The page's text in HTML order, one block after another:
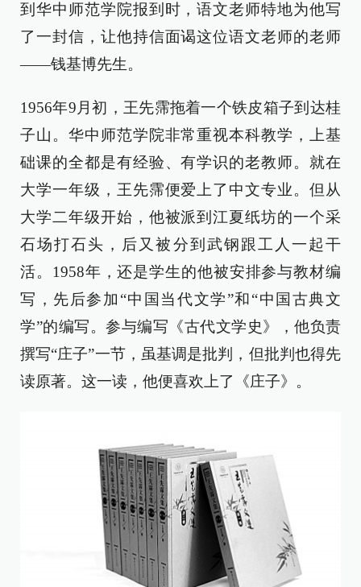
到华中师范学院报到时，语文老师特地为他写
了一封信，让他持信面谒这位语文老师的老师
——钱基博先生。
1956年9月初，王先霈拖着一个铁皮箱子到达桂
子山。华中师范学院非常重视本科教学，上基
础课的全都是有经验、有学识的老教师。就在
大学一年级，王先霈便爱上了中文专业。但从
大学二年级开始，他被派到江夏纸坊的一个采
石场打石头，后又被分到武钢跟工人一起干
活。1958年，还是学生的他被安排参与教材编
写，先后参加“中国当代文学”和“中国古典文
学”的编写。参与编写《古代文学史》，他负责
撰写“庄子”一节，虽基调是批判，但批判也得先
读原著。这一读，他便喜欢上了《庄子》。